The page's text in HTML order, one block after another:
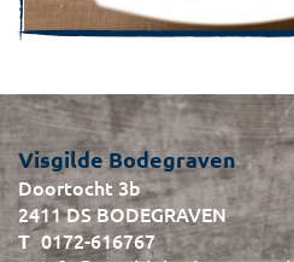
Visgilde Bodegraven
Doortocht 3b
2411 DS BODEGRAVEN
0172-616767